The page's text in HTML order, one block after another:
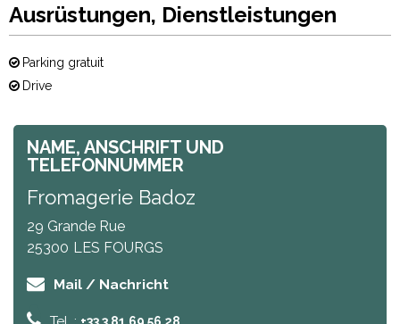
Ausrüstungen, Dienstleistungen
Parking gratuit
Drive
NAME, ANSCHRIFT UND
TELEFONNUMMER
Fromagerie Badoz
29 Grande Rue
25300 LES FOURGS
Mail / Nachricht